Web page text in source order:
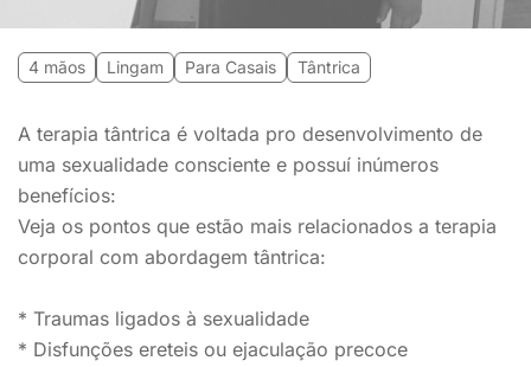
4 mãos Lingam Para Casais Tântrica
A terapia tântrica é voltada pro desenvolvimento de
uma sexualidade consciente e possuí inúmeros
benefícios:
Veja os pontos que estão mais relacionados a terapia
corporal com abordagem tântrica:
* Traumas ligados à sexualidade
* Disfunções ereteis ou ejaculação precoce